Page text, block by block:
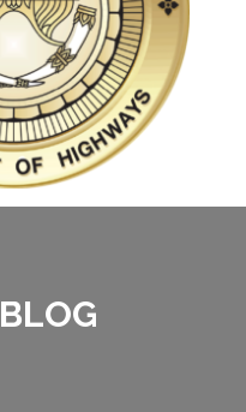
BLOG